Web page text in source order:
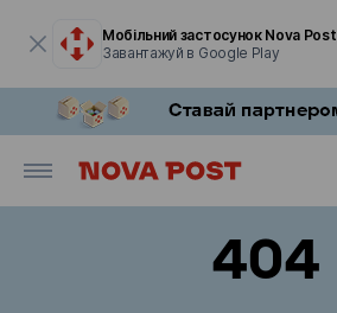
Мобільний застосунок Nova Post
Завантажуй в Google Play
404